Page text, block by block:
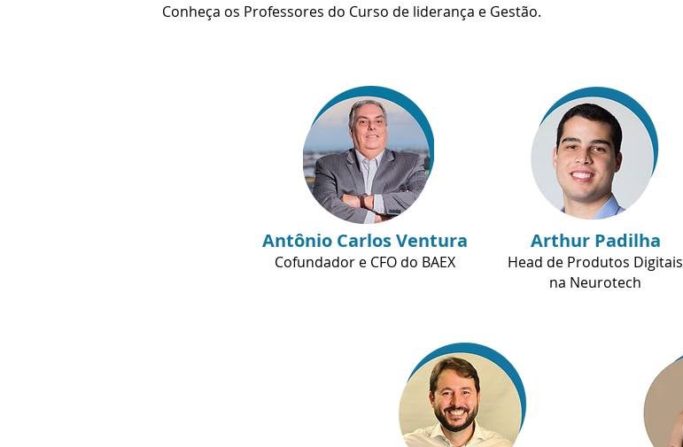
Conheça os Professores do Curso de liderança e Gestão.
Antônio Carlos Ventura
Cofundador e CFO do BAEX
Arthur Padilha
Head de Produtos Digitais
na Neurotech